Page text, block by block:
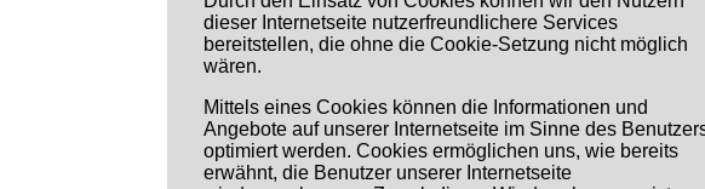
dieser Internetseite nutzerfreundlichere Services
bereitstellen, die ohne die Cookie-Setzung nicht möglich
wären.
Mittels eines Cookies können die Informationen und
Angebote auf unserer Internetseite im Sinne des
optimiert werden. Cookies ermöglichen uns, wie bereits
erwähnt, die Benutzer unserer Internetseite